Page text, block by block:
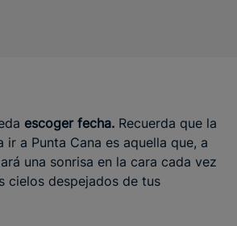
escoger fecha. Recuerda que la
ir a Punta Cana es aquella que, a
una sonrisa en la cara cada vez
cielos despejados de tus